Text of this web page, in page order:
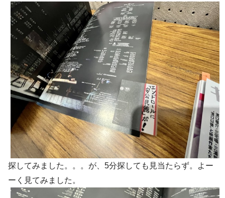
探してみました。。。が、5分探しても見当たらず。よー
ーく見てみました。